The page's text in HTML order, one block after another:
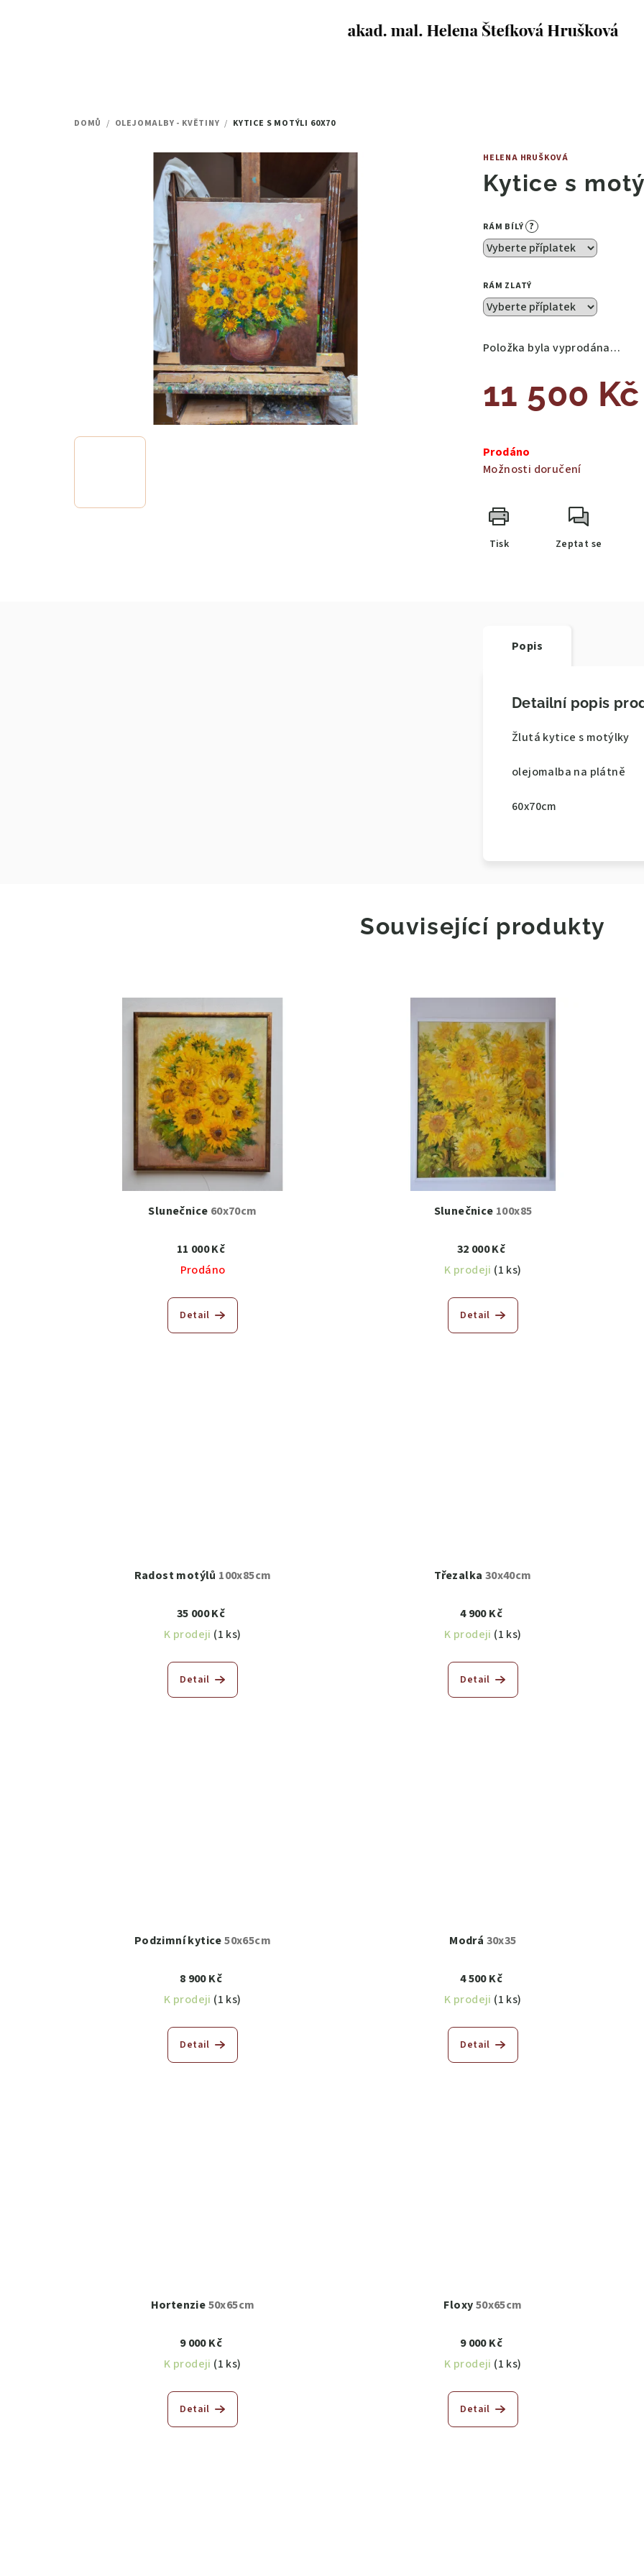
DOMŮ / OLEJOMALBY - KVĚTINY / KYTICE S MOTÝLI 60X70
HELENA HRUŠKOVÁ
Kytice s
RÁM BÍLÝ ?
RÁM ZLATÝ
Položka byla vyprodána…
11 500 Kč
cena:
Prodáno
Možnosti doručení
Tisk Zeptat se
Popis
Detailní popis
Žlutá kytice s motýlky
olejomalba na plátně
60x70cm
Související produkty
Slunečnice 60x70cm
11 000 Kč
Prodáno
Detail
Slunečnice 100x85
32 000 Kč
K prodeji (1 ks)
Detail
Radost motýlů 100x85cm
35 000 Kč
K prodeji (1 ks)
Detail
Třezalka 30x40cm
4 900 Kč
K prodeji (1 ks)
Detail
Podzimní kytice50x65cm
8 900 Kč
K prodeji (1 ks)
Detail
Modrá 30x35
4 500 Kč
K prodeji (1 ks)
Detail
Hortenzie50x65cm
9 000 Kč
K prodeji (1 ks)
Detail
Floxy50x65cm
9 000 Kč
K prodeji (1 ks)
Detail